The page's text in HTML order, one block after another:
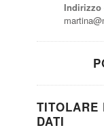
Indirizzo
TITOLARE
DATI